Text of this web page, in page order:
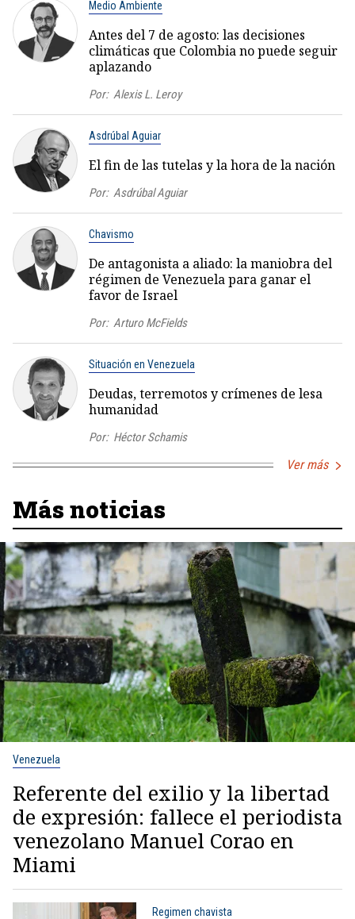
Medio Ambiente
Antes del 7 de agosto: las decisiones
climáticas que Colombia no puede seguir
aplazando
Por: Alexis L. Leroy
Asdrúbal Aguiar
El fin de las tutelas y la hora de la nación
Por: Asdrúbal Aguiar
Chavismo
De antagonista a aliado: la maniobra del
régimen de Venezuela para ganar el
favor de Israel
Por: Arturo McFields
Situación en Venezuela
Deudas, terremotos y crímenes de lesa
humanidad
Por: Héctor Schamis
Ver más
Más noticias
Venezuela
Referente del exilio y la libertad
de expresión: fallece el periodista
venezolano Manuel Corao en
Miami
Regimen chavista